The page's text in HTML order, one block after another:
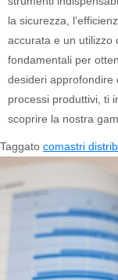
la sicurezza,
accurata e un utilizzo
fondamentali per
desideri approfondire
processi produttivi, ti
scoprire la nostra
Taggato comastri